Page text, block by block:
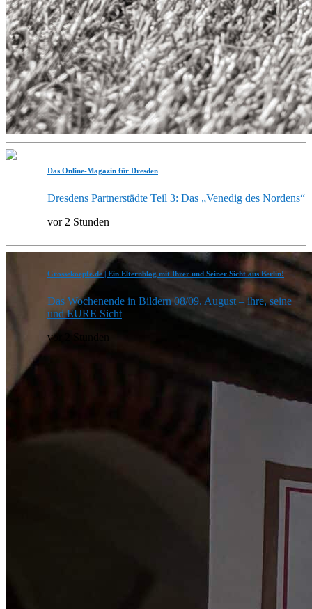
Das Online-Magazin für Dresden
Dresdens Partnerstädte Teil 3: Das „Venedig des Nordens“
vor 2 Stunden
Grossekoepfe.de | Ein Elternblog mit Ihrer und Seiner Sicht aus Berlin!
Das Wochenende in Bildern 08/09. August – ihre, seine
und EURE Sicht
vor 2 Stunden